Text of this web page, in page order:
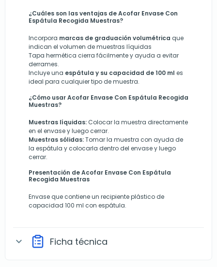
¿Cuáles son las ventajas de Acofar Envase Con
Espátula Recogida Muestras?
Incorpora marcas de graduación volumétrica que
indican el volumen de muestras líquidas
Tapa hermética cierra fácilmente y ayuda a evitar
derrames.
Incluye una espátula y su capacidad de 100 ml es
ideal para cualquier tipo de muestra.
¿Cómo usar Acofar Envase Con Espátula Recogida
Muestras?
Muestras líquidas: Colocar la muestra directamente
en el envase y luego cerrar.
Muestras sólidas:Tomar la muestra con ayuda de
la espátula y colocarla dentro del envase y luego
cerrar.
Presentación deAcofar Envase Con Espátula
Recogida Muestras
Envase que contiene un recipiente plástico de
capacidad 100 ml con espátula.
expand_more Ficha técnica